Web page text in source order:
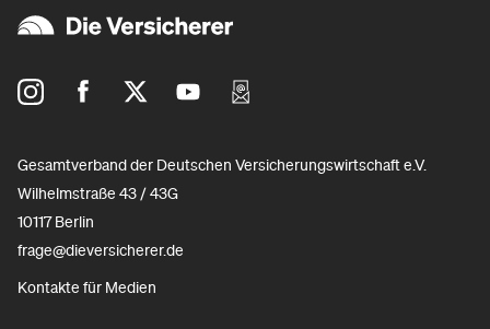
Gesamtverband der Deutschen Versicherungswirtschaft e.V.
Wilhelmstraße 43 / 43G
10117 Berlin
frage@dieversicherer.de
Kontakte für Medien